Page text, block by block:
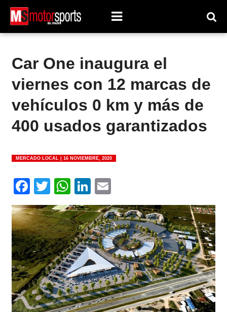
Car One inaugura el
viernes con 12 marcas de
vehículos 0 km y más de
400 usados garantizados
MERCADO LOCAL | 16 NOVIEMBRE, 2020
Facebook
Twitter
WhatsApp
LinkedIn